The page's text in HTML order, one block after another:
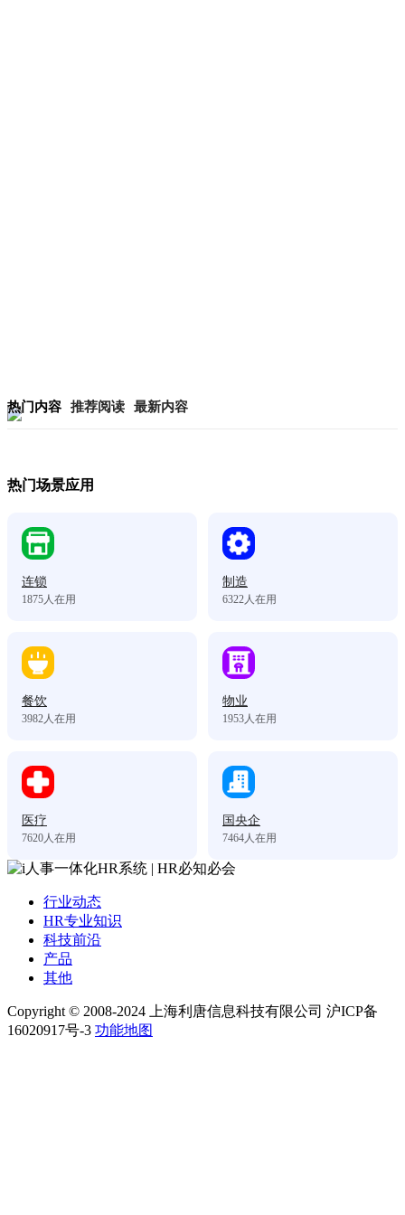
热门内容 推荐阅读 最新内容
热门场景应用
连锁
1875 人在用
制造
6322 人在用
餐饮
3982 人在用
物业
1953 人在用
医疗
7620 人在用
国央企
7464 人在用
行业动态
HR专业知识
科技前沿
产品
其他
Copyright © 2008-2024 上海利唐信息科技有限公司 沪ICP备
16020917号-3 功能地图